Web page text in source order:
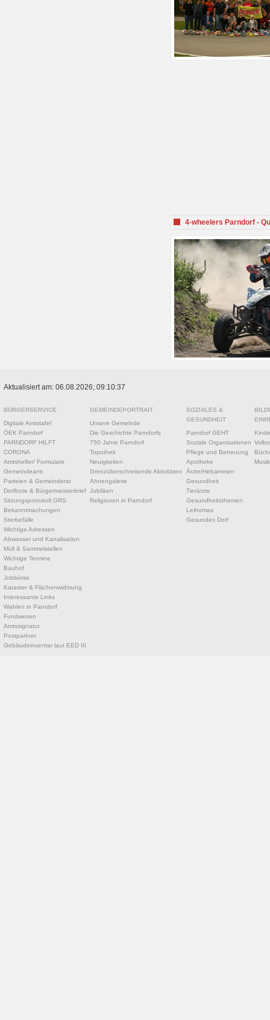
4-wheelers Parndorf -
Aktualisiert am: 06.08.2026; 09:10:37
BÜRGERSERVICE
Digitale Amtstafel
ÖEK Parndorf
PARNDORF HILFT
CORONA
Amtshelfer/ Formulare
Gemeindeamt
Parteien & Gemeinderat
Dorfbote & Bürgermeisterbrief
Sitzungsprotokoll GRS
Bekanntmachungen
Sterbefälle
Wichtige Adressen
Abwasser und Kanalisation
Müll & Sammelstellen
Wichtige Termine
Bauhof
Jobbörse
Kataster & Flächenwidmung
Interessante Links
Wahlen in Parndorf
Fundwesen
Amtssignatur
Postpartner
Gebäudeinventar laut EED III
GEMEINDEPORTRAIT
Unsere Gemeinde
Die Geschichte Parndorfs
750 Jahre Parndorf
Topothek
Neuigkeiten
Grenzüberschreitende Aktivitäten
Ahnengalerie
Jubiläen
Religionen in Parndorf
SOZIALES &
GESUNDHEIT
Parndorf GEHT
Soziale Organisationen
Pflege und Betreuung
Apotheke
Ärzte/Hebammen
Gesundheit
Tierärzte
Gesundheitsthemen
Leihomas
Gesundes Dorf